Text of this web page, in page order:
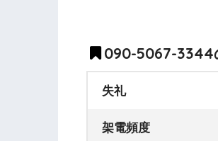
090-5067-3344
失礼
架電頻度